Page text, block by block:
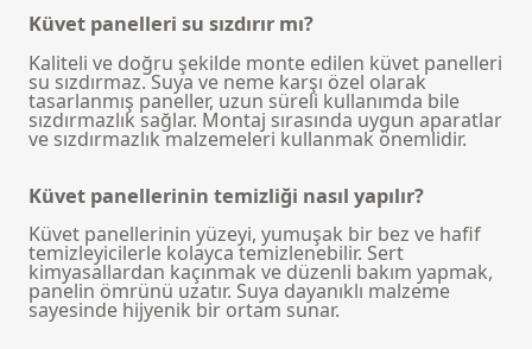
Küvet panelleri su sızdırır mı?
Kaliteli ve doğru şekilde monte edilen küvet panelleri
su sızdırmaz. Suya ve neme karşı özel olarak
tasarlanmış paneller, uzun süreli kullanımda bile
sızdırmazlık sağlar. Montaj sırasında uygun aparatlar
ve sızdırmazlık malzemeleri kullanmak önemlidir.
Küvet panellerinin temizliği nasıl yapılır?
Küvet panellerinin yüzeyi, yumuşak bir bez ve hafif
temizleyicilerle kolayca temizlenebilir. Sert
kimyasallardan kaçınmak ve düzenli bakım yapmak,
panelin ömrünü uzatır. Suya dayanıklı malzeme
sayesinde hijyenik bir ortam sunar.